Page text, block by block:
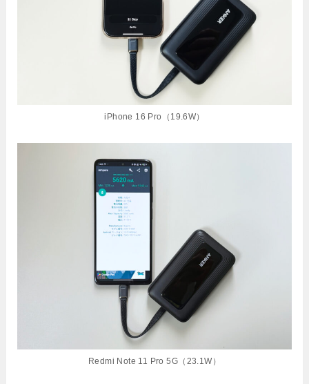
iPhone 16 Pro（19.6W）
Redmi Note 11 Pro 5G（23.1W）